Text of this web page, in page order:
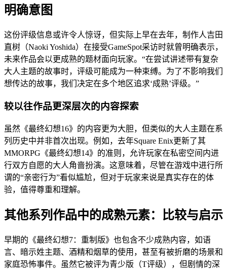
明确意图
这份评级信息或许令人惊讶，但实际上早在去年，制作人吉田
直树（Naoki Yoshida）在接受GameSpot采访时就曾明确表示，
未来作品会以更成熟的题材面向玩家。“在尝试讲述带有复杂
大人主题的故事时，评级可能成为一种束缚。为了不影响我们
想传达的故事，我们决定在多个地区追求‘成熟’评级。”
较以往作品更深层次的内容探索
虽然《最终幻想16》的内容更为大胆，但类似的大人主题在系
列历史中并非首次出现。例如，去年Square Enix更新了其
MMORPG《最终幻想14》的准则，允许玩家在私密空间内进
行双方自愿的大人角啬扮演。这意味着，尽管在游戏中进行所
谓的“亲密行为”看似尴尬，但对于玩家来说是真实存在的体
验，值得尊重和理解。
其他系列作品中的成熟元素：比较与启示
早期的《最终幻想7：重制版》也包含不少成熟内容，如语
言、暗示姓主题、酒精和烟草的使用，甚至有被折磨的场景和
家庭恐怖事件。虽然它被评为青少版（T评级），但剧情的深